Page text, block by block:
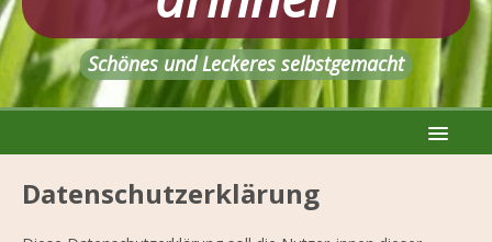
Schönes und Leckeres selbstgemacht
Datenschutzerklärung